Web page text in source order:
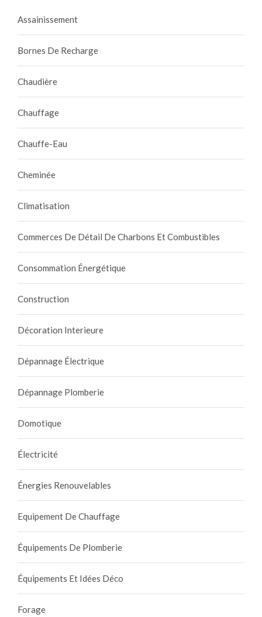
Assainissement
Bornes De Recharge
Chaudière
Chauffage
Chauffe-Eau
Cheminée
Climatisation
Commerces De Détail De Charbons Et Combustibles
Consommation Énergétique
Construction
Décoration Interieure
Dépannage Électrique
Dépannage Plomberie
Domotique
Électricité
Énergies Renouvelables
Equipement De Chauffage
Équipements De Plomberie
Équipements Et Idées Déco
Forage